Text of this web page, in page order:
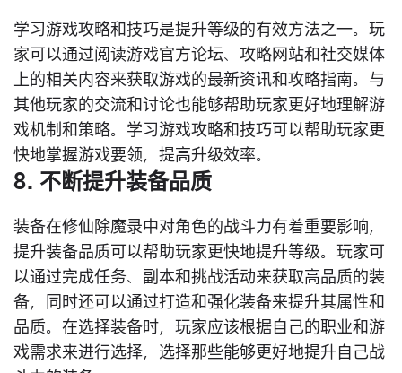
学习游戏攻略和技巧是提升等级的有效方法之一。玩
家可以通过阅读游戏官方论坛、攻略网站和社交媒体
上的相关内容来获取游戏的最新资讯和攻略指南。与
其他玩家的交流和讨论也能够帮助玩家更好地理解游
戏机制和策略。学习游戏攻略和技巧可以帮助玩家更
快地掌握游戏要领，提高升级效率。
8. 不断提升装备品质
装备在修仙除魔录中对角色的战斗力有着重要影响，
提升装备品质可以帮助玩家更快地提升等级。玩家可
以通过完成任务、副本和挑战活动来获取高品质的装
备，同时还可以通过打造和强化装备来提升其属性和
品质。在选择装备时，玩家应该根据自己的职业和游
戏需求来进行选择，选择那些能够更好地提升自己战